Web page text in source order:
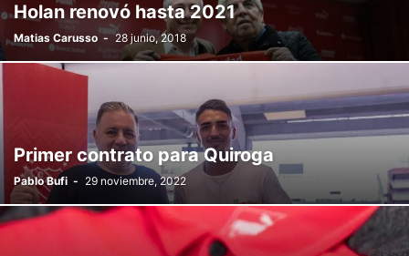
Holan renovó hasta 2021
Matias Carusso - 28 junio, 2018
Primer contrato para Quiroga
Pablo Bufi - 29 noviembre, 2022